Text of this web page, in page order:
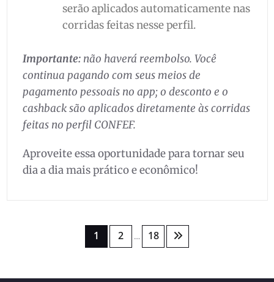
serão aplicados automaticamente nas
corridas feitas nesse perfil.
Importante:não haverá reembolso. Você
continua pagando com seus meios de
pagamento pessoais no app; o desconto e o
cashback são aplicados diretamente às corridas
feitas no perfil CONFEF.
Aproveite essa oportunidade para tornar seu
dia a dia mais prático e econômico!
1 2 … 18